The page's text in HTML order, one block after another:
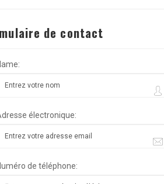
de contact
électronique:
de téléphone: